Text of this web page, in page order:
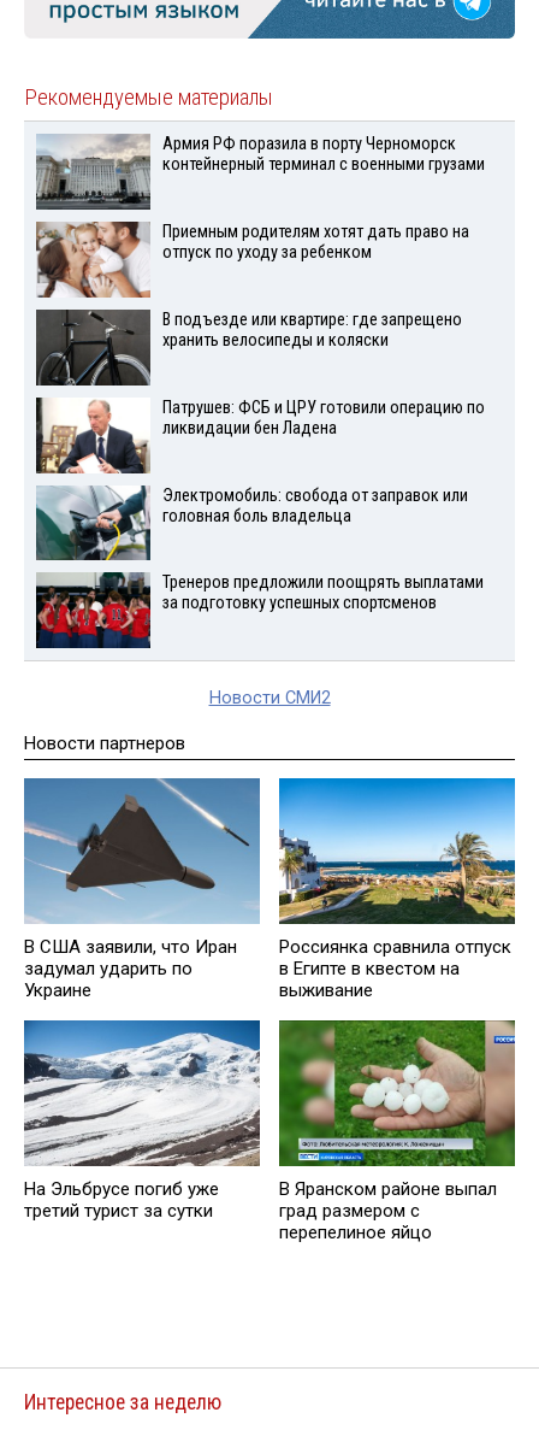
Рекомендуемые материалы
Армия РФ поразила в порту Черноморск
контейнерный терминал с военными грузами
Приемным родителям хотят дать право на
отпуск по уходу за ребенком
В подъезде или квартире: где запрещено
хранить велосипеды и коляски
Патрушев: ФСБ и ЦРУ готовили операцию по
ликвидации бен Ладена
Электромобиль: свобода от заправок или
головная боль владельца
Тренеров предложили поощрять выплатами
за подготовку успешных спортсменов
Новости СМИ2
Новости партнеров
В США заявили, что Иран
задумал ударить по
Украине
Россиянка сравнила отпуск
в Египте в квестом на
выживание
На Эльбрусе погиб уже
третий турист за сутки
В Яранском районе выпал
град размером с
перепелиное яйцо
Интересное за неделю